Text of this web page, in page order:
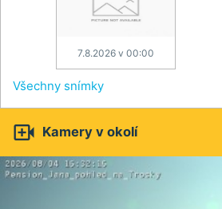
7.8.2026 v 00:00
Všechny snímky
 Kamery v okolí